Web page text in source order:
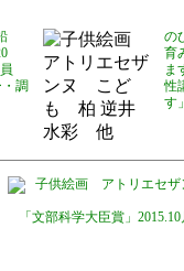
員
調
の
育
ま
性
す」
「文部科学大臣賞」